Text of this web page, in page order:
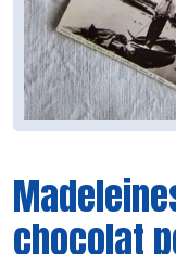
chocolat